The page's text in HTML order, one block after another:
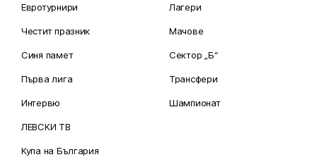
Евротурнири
Честит празник
Синя памет
Първа лига
Интервю
ЛЕВСКИ ТВ
Купа на България
Лагери
Мачове
Сектор „Б“
Трансфери
Шампионат